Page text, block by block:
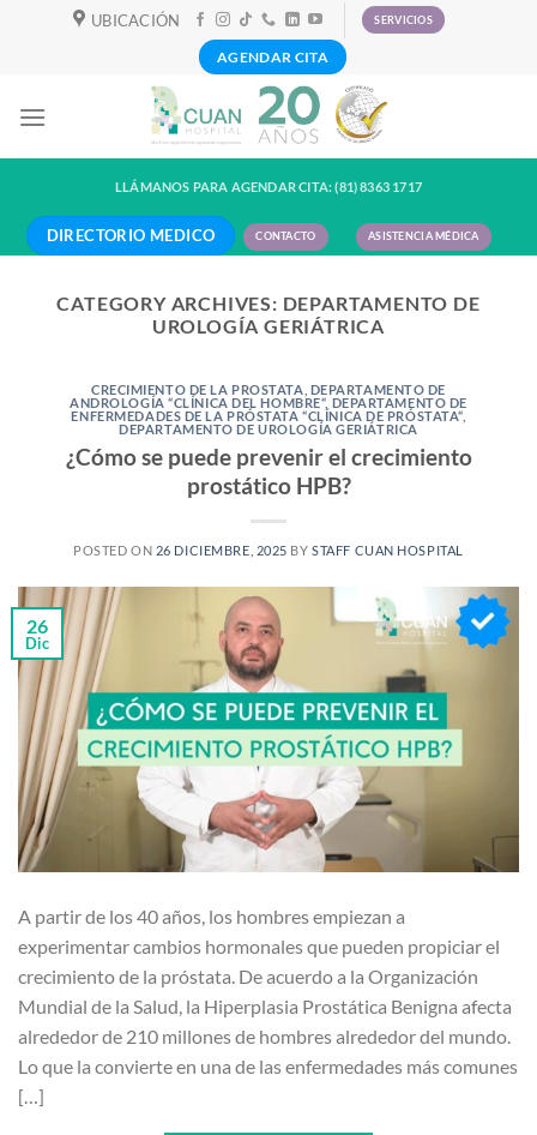
UBICACIÓN SERVICIOS
AGENDAR CITA
LLÁMANOS PARA AGENDAR CITA: (81) 8363 1717
DIRECTORIO MEDICO CONTACTO ASISTENCIA MÉDICA
CATEGORY ARCHIVES: DEPARTAMENTO DE
UROLOGÍA GERIÁTRICA
CRECIMIENTO DE LA PROSTATA DEPARTAMENTO DE
ANDROLOGÍA “CLÍNICA DEL HOMBRE“, DEPARTAMENTO DE
ENFERMEDADES DE LA PRÓSTATA “CLÍNICA DE PRÓSTATA“,
DEPARTAMENTO DE UROLOGÍA GERIÁTRICA
¿Cómo se puede prevenir el crecimiento
prostático HPB?
POSTED ON 26 DICIEMBRE, 2025 BYSTAFF CUAN HOSPITAL
26
Dic
A partir de los 40 años, los hombres empiezan a
experimentar cambios hormonales que pueden propiciar el
crecimiento de la próstata. De acuerdo a la Organización
Mundial de la Salud, la Hiperplasia Prostática Benigna afecta
alrededor de 210 millones de hombres alrededor del mundo.
Lo que la convierte en una de las enfermedades más comunes
[…]